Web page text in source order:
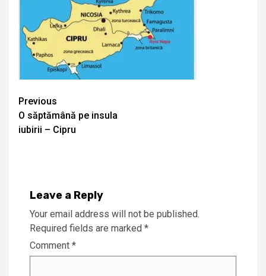
Continue
Reading
Previous
O săptămână pe insula
iubirii – Cipru
Leave a Reply
Your email address will not be published.
Required fields are marked *
Comment *